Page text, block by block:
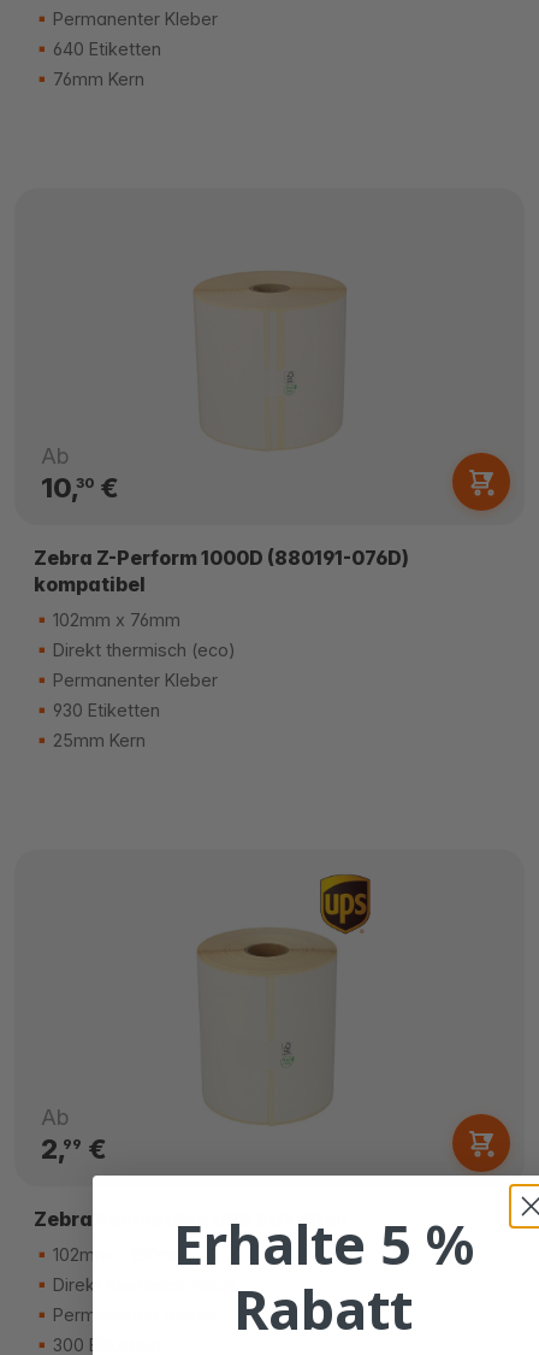
Permanenter Kleber
640 Etiketten
76mm Kern
Ab
10,30€
Zebra Z-Perform 1000D (880191-076D)
kompatibel
102mm x 76mm
Direkt thermisch (eco)
Permanenter Kleber
930 Etiketten
25mm Kern
Ab
2,99 €
Zebra kompatible UPS Etiketten
102mm x 150mm
Direkt thermisch (eco)
Permanenter Kleber
300 Etiketten
Erhalte 5 %
Rabatt